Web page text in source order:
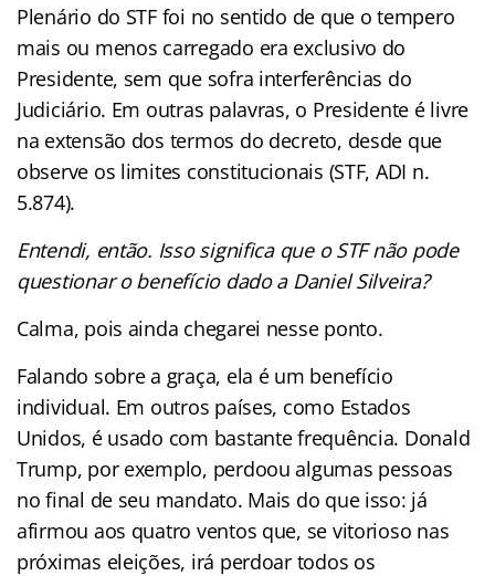
Plenário do STF foi no sentido de que o tempero
mais ou menos carregado era exclusivo do
Presidente, sem que sofra interferências do
Judiciário. Em outras palavras, o Presidente é livre
na extensão dos termos do decreto, desde que
observe os limites constitucionais (STF, ADI n.
5.874).
Entendi, então. Isso significa que o STF não pode
questionar o benefício dado a Daniel Silveira?
Calma, pois ainda chegarei nesse ponto.
Falando sobre a graça, ela é um benefício
individual. Em outros países, como Estados
Unidos, é usado com bastante frequência. Donald
Trump, por exemplo, perdoou algumas pessoas
no final de seu mandato. Mais do que isso: já
afirmou aos quatro ventos que, se vitorioso nas
próximas eleições, irá perdoar todos os